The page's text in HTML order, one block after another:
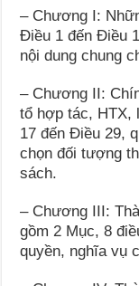
– Chương I:
Điều 1 đến Điều
nội dung chung
– Chương II:
tổ hợp tác, HTX,
17 đến Điều 29,
chọn đối tượng
sách.
– Chương III:
gồm 2 Mục, 8
quyền, nghĩa vụ